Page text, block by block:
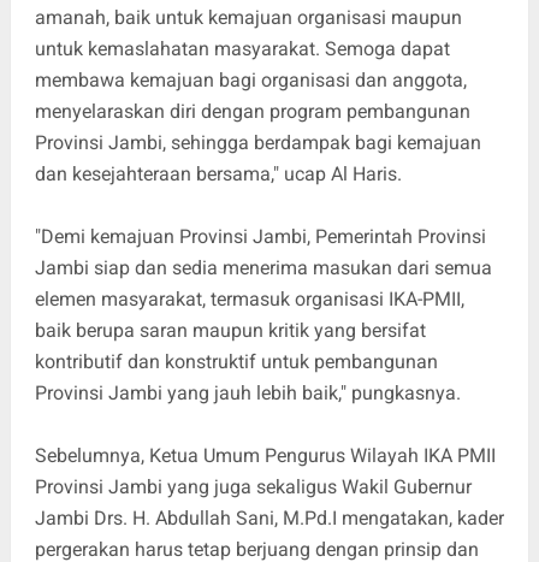
amanah, baik untuk kemajuan organisasi maupun
untuk kemaslahatan masyarakat. Semoga dapat
membawa kemajuan bagi organisasi dan anggota,
menyelaraskan diri dengan program pembangunan
Provinsi Jambi, sehingga berdampak bagi kemajuan
dan kesejahteraan bersama," ucap Al Haris.
"Demi kemajuan Provinsi Jambi, Pemerintah Provinsi
Jambi siap dan sedia menerima masukan dari semua
elemen masyarakat, termasuk organisasi IKA-PMII,
baik berupa saran maupun kritik yang bersifat
kontributif dan konstruktif untuk pembangunan
Provinsi Jambi yang jauh lebih baik," pungkasnya.
Sebelumnya, Ketua Umum Pengurus Wilayah IKA PMII
Provinsi Jambi yang juga sekaligus Wakil Gubernur
Jambi Drs. H. Abdullah Sani, M.Pd.I mengatakan, kader
pergerakan harus tetap berjuang dengan prinsip dan